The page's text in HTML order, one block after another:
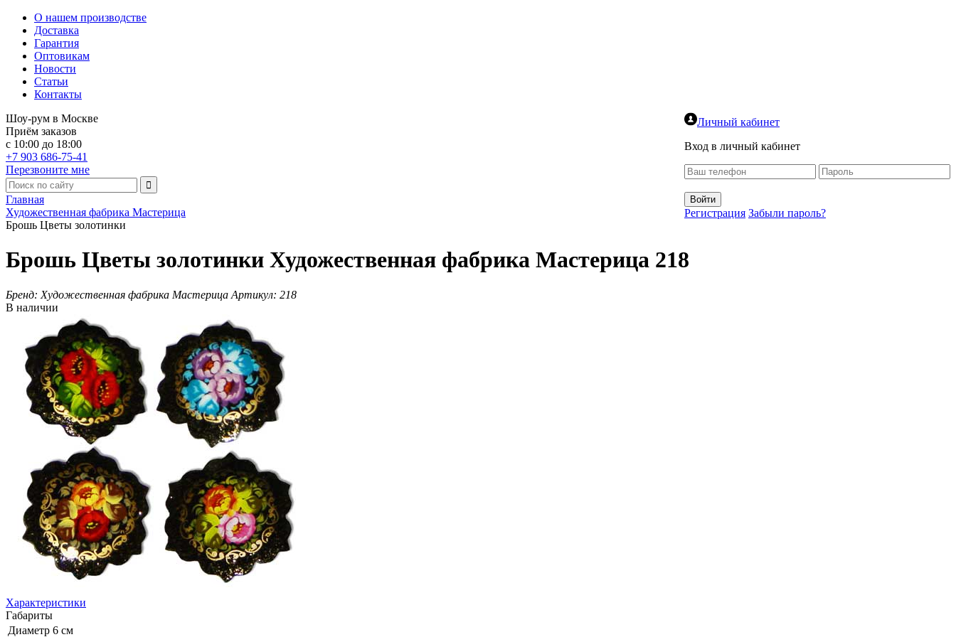
О нашем производстве
Доставка
Гарантия
Оптовикам
Новости
Статьи
Контакты
Личный кабинет
Вход в личный кабинет
Регистрация Забыли пароль?
Шоу-рум в Москве
Приём заказов
с 10:00 до 18:00
+7 903 686-75-41
Перезвоните мне
Главная
Художественная фабрика Мастерица
Брошь Цветы золотинки
Брошь Цветы золотинки Художественная фабрика Мастерица 218
Бренд: Художественная фабрика Мастерица Артикул: 218
В наличии
Характеристики
Габариты
Диаметр 6 см